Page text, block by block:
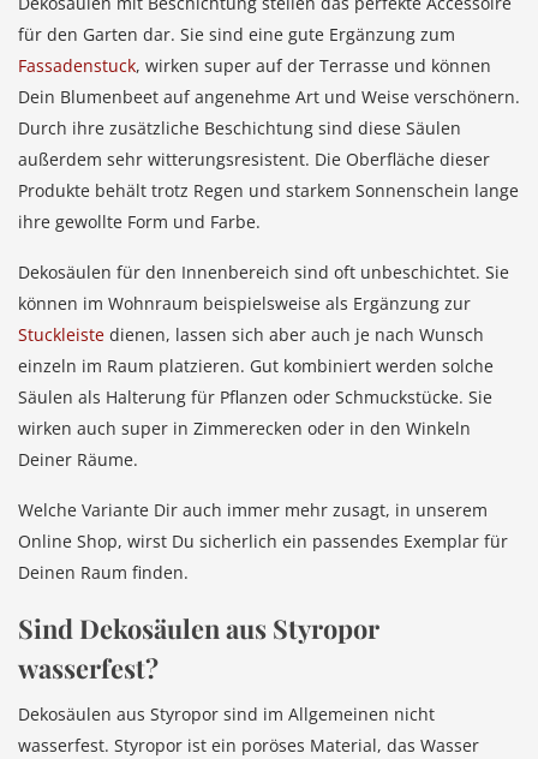
für den Garten dar. Sie sind eine gute Ergänzung zum
Fassadenstuck, wirken super auf der Terrasse und können
Dein Blumenbeet auf angenehme Art und Weise verschönern.
Durch ihre zusätzliche Beschichtung sind diese Säulen
außerdem sehr witterungsresistent. Die Oberfläche dieser
Produkte behält trotz Regen und starkem Sonnenschein lange
ihre gewollte Form und Farbe.
Dekosäulen für den Innenbereich sind oft unbeschichtet. Sie
können im Wohnraum beispielsweise als Ergänzung zur
Stuckleiste dienen, lassen sich aber auch je nach Wunsch
einzeln im Raum platzieren. Gut kombiniert werden solche
Säulen als Halterung für Pflanzen oder Schmuckstücke. Sie
wirken auch super in Zimmerecken oder in den Winkeln
Deiner Räume.
Welche Variante Dir auch immer mehr zusagt, in unserem
Online Shop, wirst Du sicherlich ein passendes Exemplar für
Deinen Raum finden.
Sind Dekosäulen aus Styropor
wasserfest?
Dekosäulen aus Styropor sind im Allgemeinen nicht
wasserfest. Styropor ist ein poröses Material, das Wasser